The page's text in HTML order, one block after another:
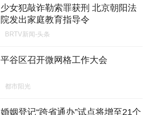
少女犯敲诈勒索罪获刑 北京朝阳法
院发出家庭教育指导令
BRTV新闻-头条
平谷区召开微网格工作大会
都市阳光
婚姻登记“跨省通办”试点将增至21个